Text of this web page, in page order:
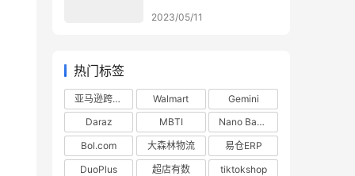
2023/05/11
热门标签
亚马逊跨境电商 Walmart
Gemini
Daraz
MBTI
Nano Banana
Bol.com
大森林物流
易仓ERP
DuoPlus
超店有数 tiktokshop